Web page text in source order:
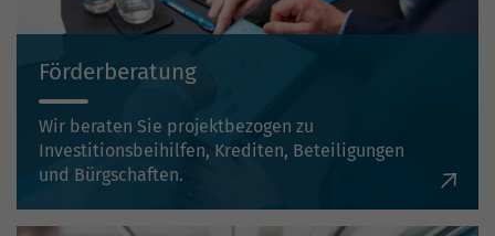
Förderberatung
Wir beraten Sie projektbezogen zu
Investitionsbeihilfen, Krediten, Beteiligungen
und Bürgschaften.